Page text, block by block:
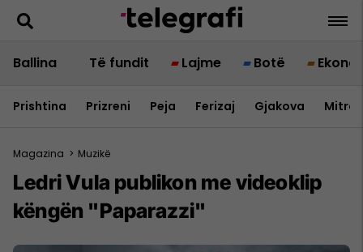
Ballina Të fundit Lajme Botë
Prishtina Prizreni Peja Ferizaj Gjakova
Magazina > Muzikë
Ledri Vula publikon me videoklip
këngën "Paparazzi"